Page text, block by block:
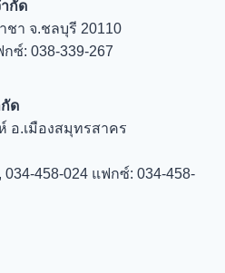
กัด
ชา จ.ชลบุรี 20110
ซ์: 038-339-267
ด
อ.เมืองสมุทรสาคร
458-024 แฟกซ์: 034-458-